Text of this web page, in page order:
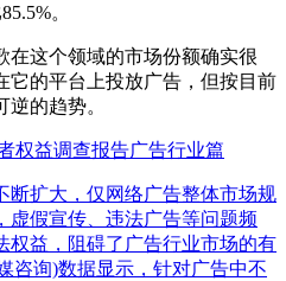
。
这个领域的市场份额确实很
它的平台上投放广告，但按目前
的趋势。
权益调查报告广告行业篇
断扩大，仅网络广告整体市场规
虚假宣传、违法广告等问题频
权益，阻碍了广告行业市场的有
咨询)数据显示，针对广告中不